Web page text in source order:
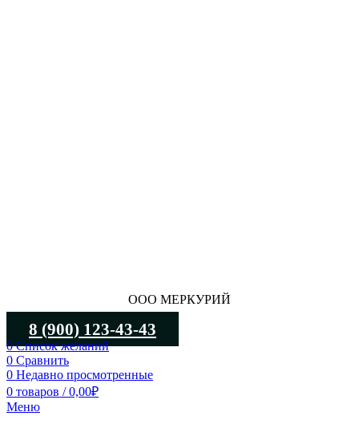
ООО МЕРКУРИЙ
8 (900) 123-43-43
0Список желаний
0 Сравнить
0 Недавно просмотренные
0 товаров / 0,00₽
Меню